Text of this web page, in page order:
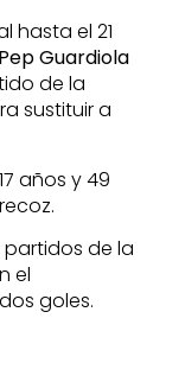
hasta el 21
Pep Guardiola
de la
sustituir a
años y 49
de la
el
goles.